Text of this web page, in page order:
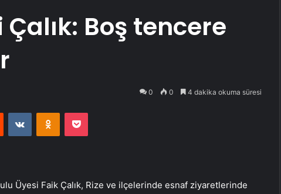
Boş tencere
0 0 4 dakika okuma süresi
Reddit VKontakteOdnoklassniki
Pocket
Üyesi Faik Çalık, Rize ve ilçelerinde esnaf ziyaretlerinde